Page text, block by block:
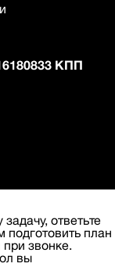
КПП
ответьте
план
звонке.
вы